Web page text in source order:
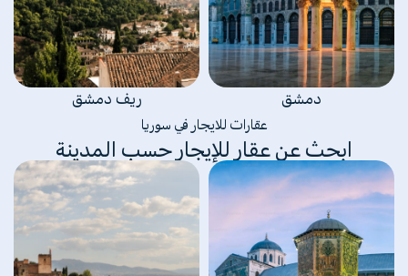
دمشق ريف دمشق
عقارات للايجار في سوريا
ابحث عن عقار للإيجار حسب المدينة